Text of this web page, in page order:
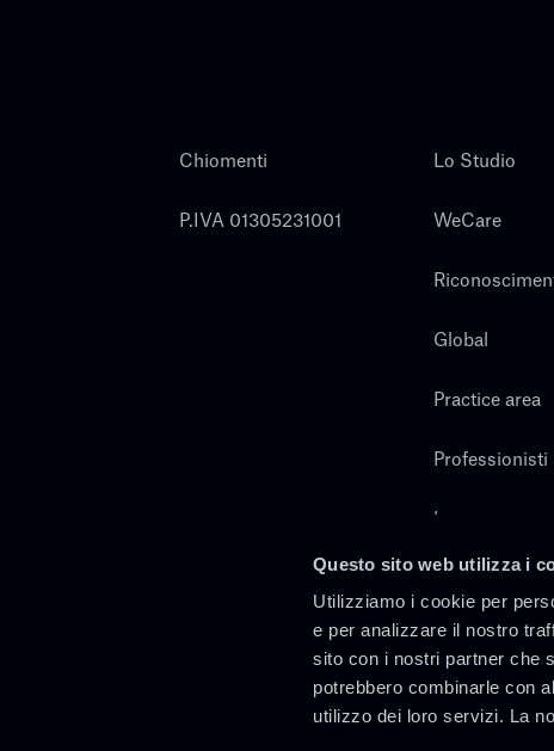
Questo sito web utilizza i
Utilizziamo i cookie per
e per analizzare il nostro
sito con i nostri partner che
potrebbero combinarle con
utilizzo dei loro servizi. La
Chiomenti
P.IVA 01305231001
Lo Studio
WeCare
Global
Practice area
Professionisti
Lavora con